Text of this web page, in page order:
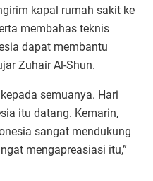
kapal rumah sakit ke
membahas teknis
dapat membantu
Zuhair Al-Shun.
semuanya. Hari
itu datang. Kemarin,
sangat mendukung
mengapreasiasi itu,”